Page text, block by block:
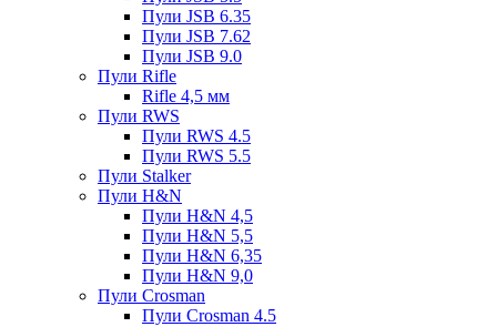
Пули JSB 6.35
Пули JSB 7.62
Пули JSB 9.0
Пули Rifle
Rifle 4,5 мм
Пули RWS
Пули RWS 4.5
Пули RWS 5.5
Пули Stalker
Пули H&N
Пули H&N 4,5
Пули H&N 5,5
Пули H&N 6,35
Пули H&N 9,0
Пули Crosman
Пули Crosman 4.5